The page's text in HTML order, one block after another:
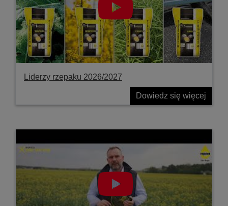
Liderzy rzepaku 2026/2027
Dowiedz się więcej